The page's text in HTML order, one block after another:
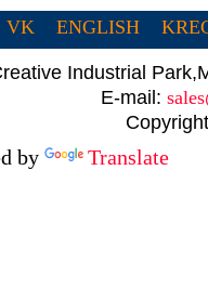
VK ENGLISH
Industrial
E-mail:
by Translate